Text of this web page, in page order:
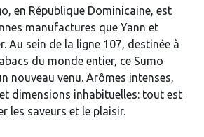
en République Dominicaine, est
manufactures que Yann et
Au sein de la ligne 107, destinée à
du monde entier, ce Sumo
nouveau venu. Arômes intenses,
dimensions inhabituelles: tout est
les saveurs et le plaisir.